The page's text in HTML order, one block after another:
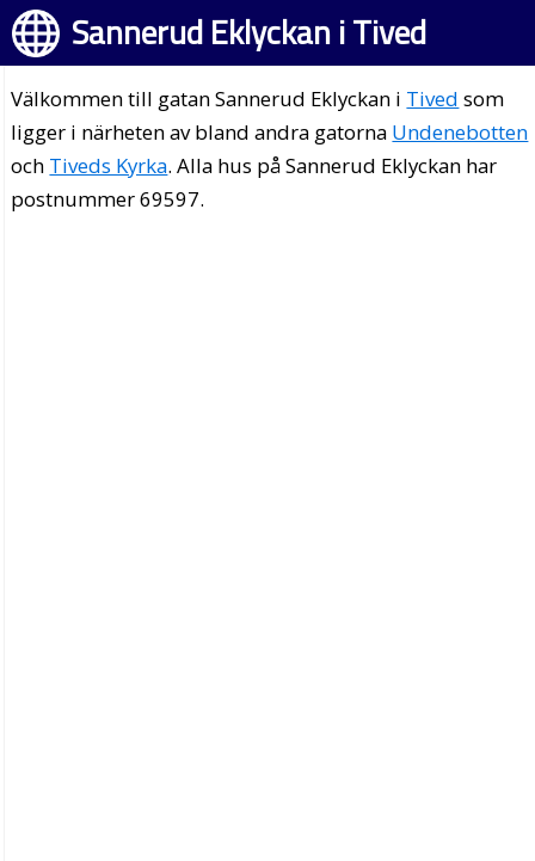
Sannerud Eklyckan i Tived
Välkommen till gatan Sannerud Eklyckan i Tived som
ligger i närheten av bland andra gatorna Undenebotten
och Tiveds Kyrka. Alla hus på Sannerud Eklyckan har
postnummer 69597.